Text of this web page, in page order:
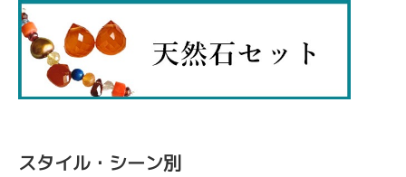
スタイル・シーン別